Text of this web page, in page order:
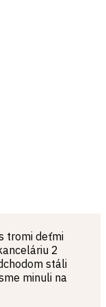
tromi deťmi
2
stáli
minuli na